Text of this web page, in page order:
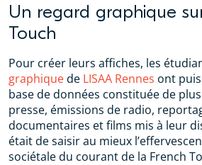
Un regard graphique
Touch
Pour créer leurs affiches, les
graphiquede LISAA Rennes ont
base de données constituée de
presse, émissions de radio,
documentaires et films mis à leur
était de saisir au mieux
sociétale du courant de la French